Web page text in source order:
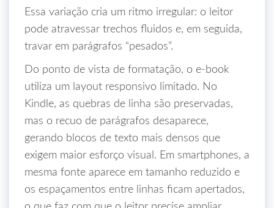
Essa variação cria um ritmo irregular: o leitor
pode atravessar trechos fluidos e, em seguida,
travar em parágrafos “pesados”.
Do ponto de vista de formatação, o e‑book
utiliza um layout responsivo limitado. No
Kindle, as quebras de linha são preservadas,
mas o recuo de parágrafos desaparece,
gerando blocos de texto mais densos que
exigem maior esforço visual. Em smartphones, a
mesma fonte aparece em tamanho reduzido e
os espaçamentos entre linhas ficam apertados,